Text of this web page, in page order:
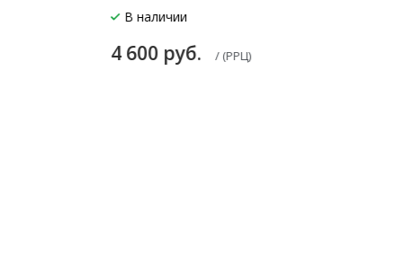
В наличии
4 600 руб. / (РРЦ)